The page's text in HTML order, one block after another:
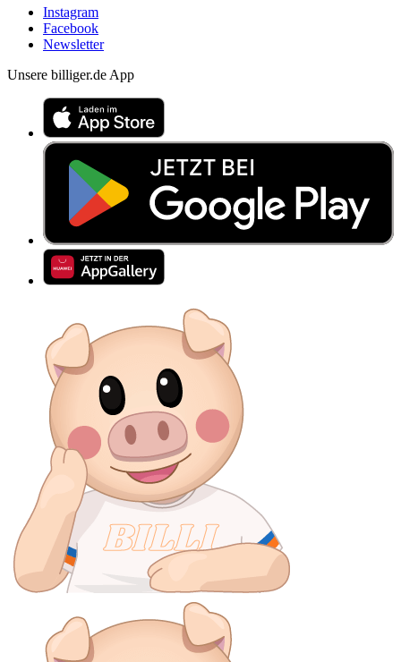
Instagram
Facebook
Newsletter
Unsere billiger.de App